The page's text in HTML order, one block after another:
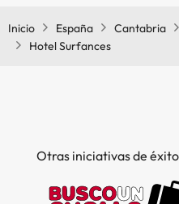
Inicio España Cantabria
Hotel Surfances
Otras iniciativas de